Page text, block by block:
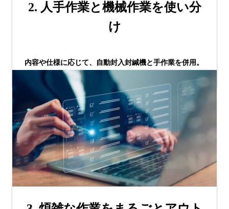
2. 人手作業と機械作業を使い分
け
内容や仕様に応じて、自動封入封緘機と手作業を併用。
三つ折りのチラシ封入や、帳票・挨拶状など柔軟に対応
可能です。